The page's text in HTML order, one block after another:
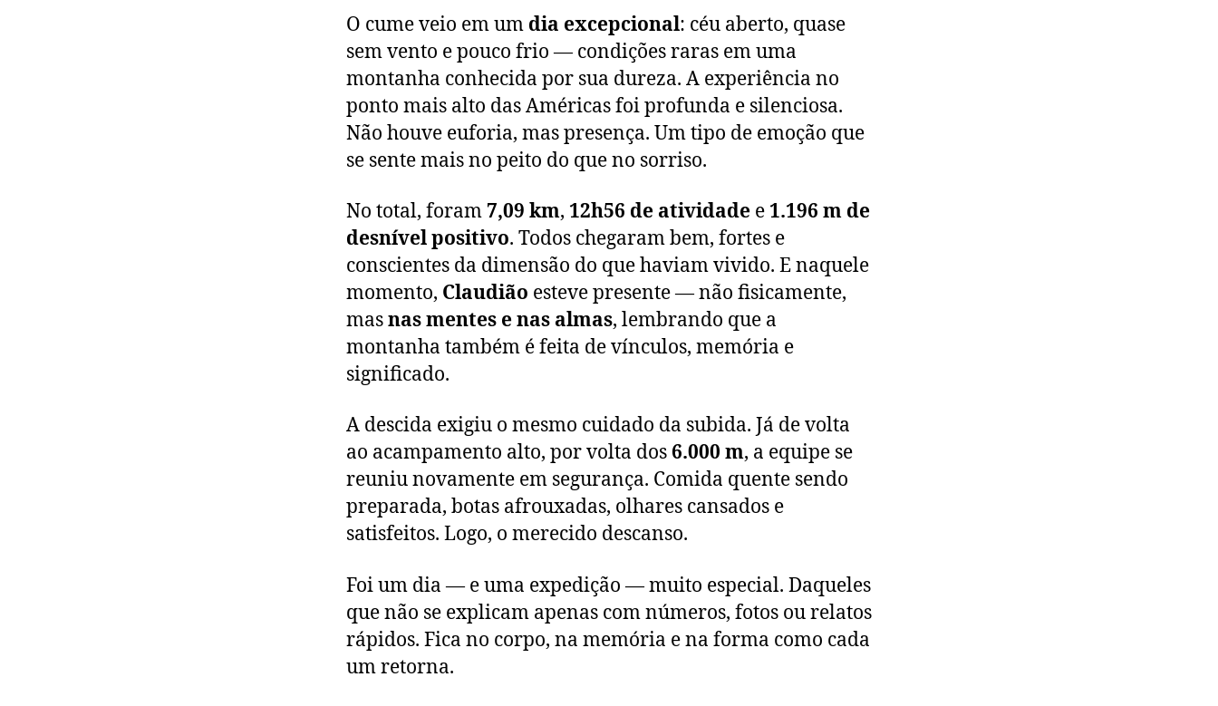
O cume veio em um dia excepcional: céu aberto, quase
sem vento e pouco frio — condições raras em uma
montanha conhecida por sua dureza. A experiência no
ponto mais alto das Américas foi profunda e silenciosa.
Não houve euforia, mas presença. Um tipo de emoção que
se sente mais no peito do que no sorriso.
No total, foram 7,09 km, 12h56 de atividade e 1.196 m de
desnível positivo. Todos chegaram bem, fortes e
conscientes da dimensão do que haviam vivido. E naquele
momento, Claudião esteve presente — não fisicamente,
masnas mentes e nas almas, lembrando que a
montanha também é feita de vínculos, memória e
significado.
A descida exigiu o mesmo cuidado da subida. Já de volta
ao acampamento alto, por volta dos 6.000 m, a equipe se
reuniu novamente em segurança. Comida quente sendo
preparada, botas afrouxadas, olhares cansados e
satisfeitos. Logo, o merecido descanso.
Foi um dia — e uma expedição — muito especial. Daqueles
que não se explicam apenas com números, fotos ou relatos
rápidos. Fica no corpo, na memória e na forma como cada
um retorna.